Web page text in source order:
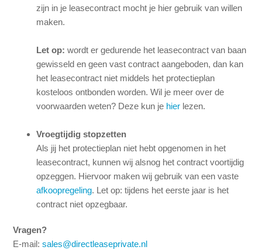
zijn in je leasecontract mocht je hier gebruik van willen
maken.
Let op:wordt er gedurende het leasecontract van baan
gewisseld en geen vast contract aangeboden, dan kan
het leasecontract niet middels het protectieplan
kosteloos ontbonden worden. Wil je meer over de
voorwaarden weten? Deze kun je hier lezen.
Vroegtijdig stopzetten
Als jij het protectieplan niet hebt opgenomen in het
leasecontract, kunnen wij alsnog het contract voortijdig
opzeggen. Hiervoor maken wij gebruik van een vaste
afkoopregeling. Let op: tijdens het eerste jaar is het
contract niet opzegbaar.
Vragen?
E-mail:sales@directleaseprivate.nl